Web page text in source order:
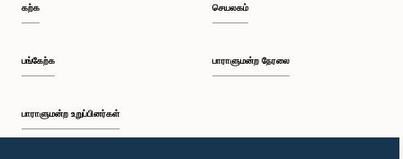
கற்க
பங்கேற்க
பாராளுமன்ற உறுப்பினர்கள்
செயலகம்
பாராளுமன்ற நேரலை